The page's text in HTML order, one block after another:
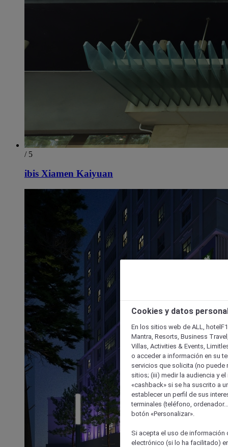
/ 5
ibis Xiamen Kaiyuan
Cookies y datos
En los sitios web de ALL,
Mantra, Resorts, Business
Villas, Activities & Events,
o acceder a información en su
servicios que solicita (no puede
sitios; (iii) medir la audiencia y
«cashback» si se ha suscrito a
establecer un perfil de sus
terminales (teléfono,
botón «Personalizar».
Si acepta el uso de
electrónico (si lo ha facilitado)